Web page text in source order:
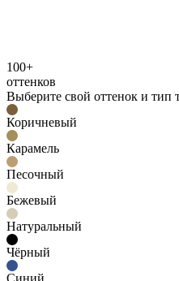
100+
оттенков
Выберите свой оттенок и тип
Коричневый
Карамель
Песочный
Бежевый
Натуральный
Чёрный
Синий